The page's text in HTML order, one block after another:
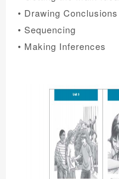
• Drawing Conclusions
• Sequencing
• Making Inferences